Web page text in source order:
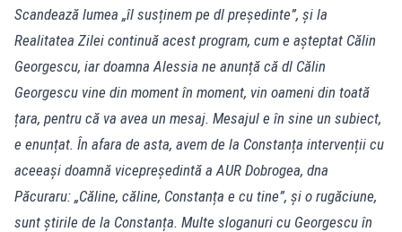
Scandează lumea „îl susținem pe dl președinte”, și la
Realitatea Zilei continuă acest program, cum e așteptat Călin
Georgescu, iar doamna Alessia ne anunță că dl Călin
Georgescu vine din moment în moment, vin oameni din toată
țara, pentru că va avea un mesaj. Mesajul e în sine un subiect,
e enunțat. În afara de asta, avem de la Constanța intervenții cu
aceeași doamnă vicepreședintă a AUR Dobrogea, dna
Păcuraru: „Căline, căline, Constanța e cu tine”, și o rugăciune,
sunt știrile de la Constanța. Multe sloganuri cu Georgescu în